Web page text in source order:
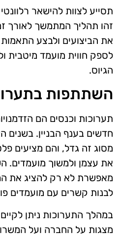
תסייע לצוות להישאר
זהו תהליך המתמשך לאורך
את הביצועים ולבצע
לספק חווית מועמד מיטבית
הגיוס.
השתתפות
תערוכות וכנסים הם
חדשים בענף הבניין. בשנים
מסוג זה גדל, והם מציעים
את עצמן ולמשוך מועמדים.
מאפשרת לא רק להציג את
לבנות קשרים עם מועמדים
במהלך התערוכות ניתן לקיים
מצגות על החברה ועל